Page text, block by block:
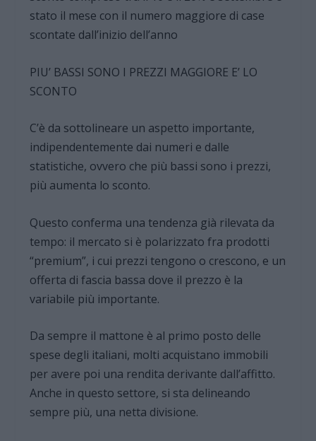
stato il mese con il numero maggiore di case
scontate dall’inizio dell’anno
PIU’ BASSI SONO I PREZZI MAGGIORE E’ LO
SCONTO
C’è da sottolineare un aspetto importante,
indipendentemente dai numeri e dalle
statistiche, ovvero che più bassi sono i prezzi,
più aumenta lo sconto.
Questo conferma una tendenza già rilevata da
tempo: il mercato si è polarizzato fra prodotti
“premium”, i cui prezzi tengono o crescono, e un
offerta di fascia bassa dove il prezzo è la
variabile più importante.
Da sempre il mattone è al primo posto delle
spese degli italiani, molti acquistano immobili
per avere poi una rendita derivante dall’affitto.
Anche in questo settore, si sta delineando
sempre più, una netta divisione.